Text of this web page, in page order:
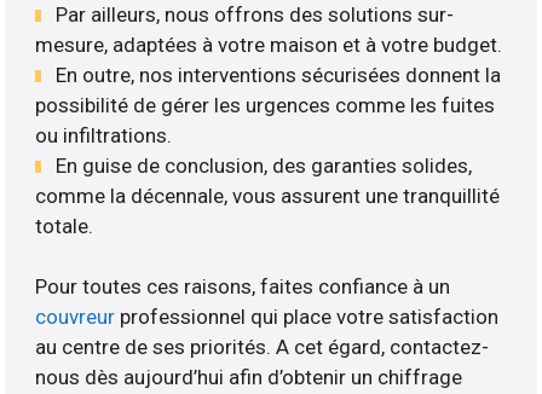
Par ailleurs, nous offrons des solutions sur-
mesure, adaptées à votre maison et à votre budget.
En outre, nos interventions sécurisées donnent la
possibilité de gérer les urgences comme les fuites
ou infiltrations.
En guise de conclusion, des garanties solides,
comme la décennale, vous assurent une tranquillité
totale.
Pour toutes ces raisons, faites confiance à un
couvreur professionnel qui place votre satisfaction
au centre de ses priorités. A cet égard, contactez-
nous dès aujourd’hui afin d’obtenir un chiffrage